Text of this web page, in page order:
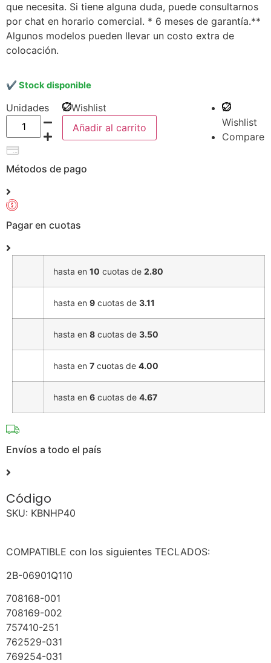
que necesita. Si tiene alguna duda, puede consultarnos
por chat en horario comercial. * 6 meses de garantía.**
Algunos modelos pueden llevar un costo extra de
colocación.
Stock disponible
Unidades
Wishlist
Añadir al carrito
Wishlist
Compare
Métodos de pago
Pagar en cuotas
hasta en 10 cuotas de 2.80
hasta en 9 cuotas de 3.11
hasta en 8 cuotas de 3.50
hasta en 7 cuotas de 4.00
hasta en 6 cuotas de 4.67
Envíos a todo el país
Código
SKU: KBNHP40
COMPATIBLE con los siguientes TECLADOS:
2B-06901Q110
708168-001
708169-002
757410-251
762529-031
769254-031